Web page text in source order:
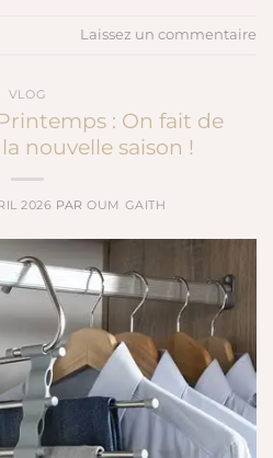
Laissez un commentaire
VLOG
: On fait de
nouvelle saison !
2026 PAROUM GAITH